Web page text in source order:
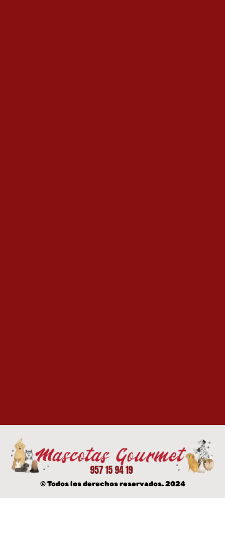
© Todos los derechos reservados. 2024